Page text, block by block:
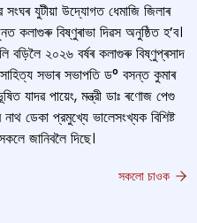
যুটীয়া উদ্যোগত ধেমাজি জিলাৰ
কলাগুৰু বিষ্ণুৰাভা দিৱস অনুষ্ঠিত হ’ব।
বড়িলৈ ২০২৬ বৰ্ষৰ কলাগুৰু বিষ্ণুপ্ৰসাদ
সভাৰ সভাপতি ড° বসন্ত কুমাৰ
যাদৱ পায়েং, মন্ত্রী ডাঃ ৰণোজ পেগু
ডেকা প্রমুখ্যে ভালেসংখ্যক বিশিষ্ট
জানিবলৈ দিছে।
সকলো চাওক